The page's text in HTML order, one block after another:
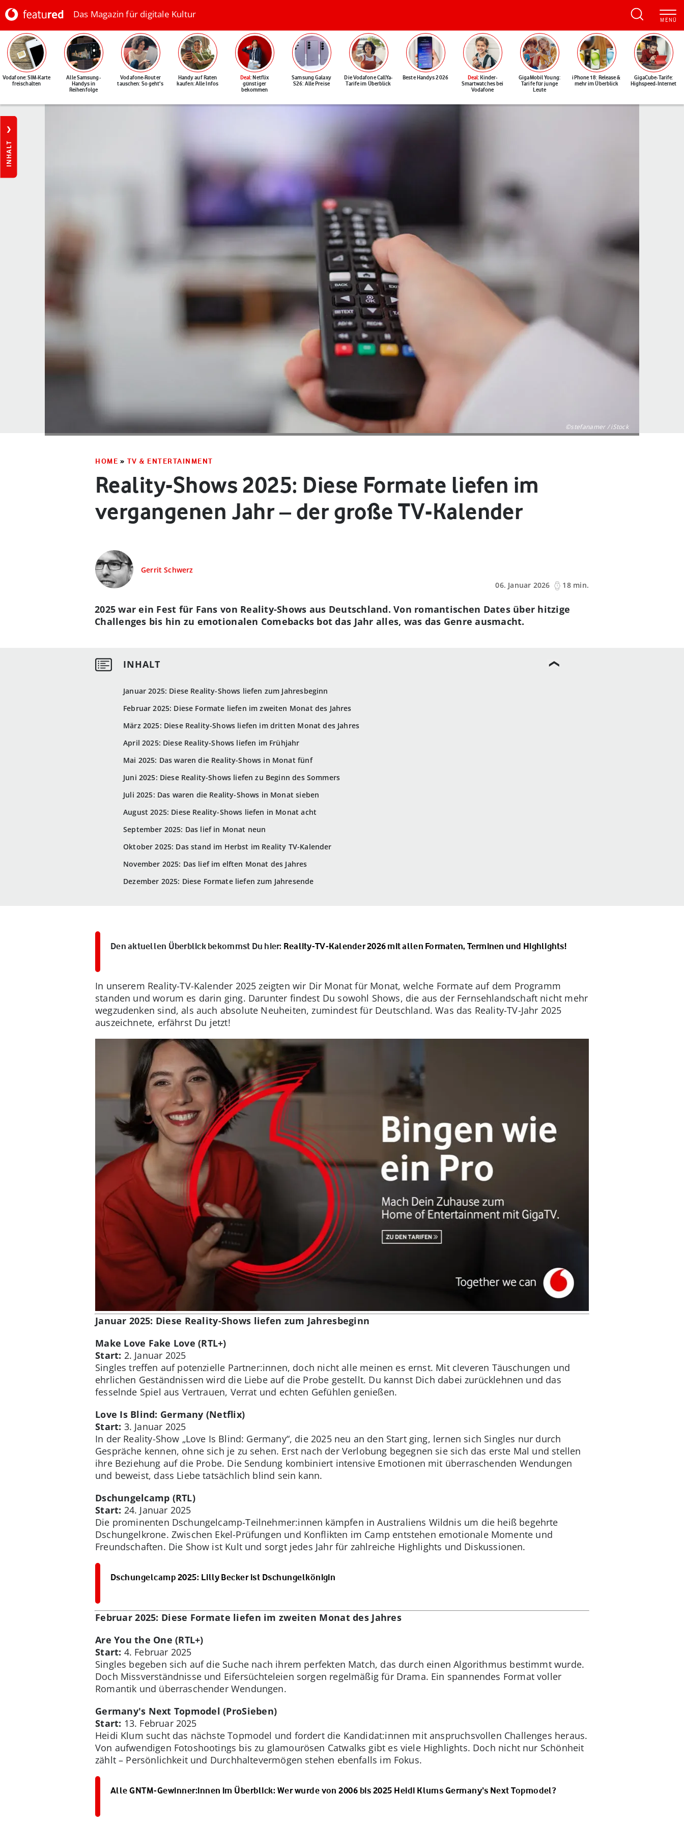
Das Magazin für digitale Kultur
Vodafone: SIM-Karte
freischalten
Alle Samsung-
Handys in
Reihenfolge
Vodafone-Router
tauschen: So geht's
Handy auf Raten
kaufen: Alle Infos
Deal: Netflix
günstiger
bekommen
Samsung Galaxy
S26: Alle Preise
Die Vodafone CallYa-
Tarife im Überblick
Beste Handys 2026 Deal: Kinder-
Smartwatches bei
Vodafone
GigaMobil Young:
Tarife für junge
Leute
iPhone 18: Release &
mehr im Überblick
GigaCube-Tarife:
Highspeed-Internet
INHALT
©stefanamer / iStock
HOME » TV & ENTERTAINMENT
Reality-Shows 2025: Diese Formate liefen im
vergangenen Jahr – der große TV-Kalender
Gerrit Schwerz
06. Januar 2026
18 min.
Januar 2025: Diese Reality-Shows liefen zum Jahresbeginn
Februar 2025: Diese Formate liefen im zweiten Monat des Jahres
März 2025: Diese Reality-Shows liefen im dritten Monat des Jahres
April 2025: Diese Reality-Shows liefen im Frühjahr
Mai 2025: Das waren die Reality-Shows in Monat fünf
Juni 2025: Diese Reality-Shows liefen zu Beginn des Sommers
Juli 2025: Das waren die Reality-Shows in Monat sieben
August 2025: Diese Reality-Shows liefen in Monat acht
September 2025: Das lief in Monat neun
Oktober 2025: Das stand im Herbst im Reality TV-Kalender
November 2025: Das lief im elften Monat des Jahres
Dezember 2025: Diese Formate liefen zum Jahresende
2025 war ein Fest für Fans von Reality-Shows aus Deutschland. Von romantischen Dates über hitzige
Challenges bis hin zu emotionalen Comebacks bot das Jahr alles, was das Genre ausmacht.
Den aktuellen Überblick bekommst Du hier: Reality-TV-Kalender 2026 mit allen Formaten, Terminen und Highlights!
In unserem Reality-TV-Kalender 2025 zeigten wir Dir Monat für Monat, welche Formate auf dem Programm
standen und worum es darin ging. Darunter findest Du sowohl Shows, die aus der Fernsehlandschaft nicht mehr
wegzudenken sind, als auch absolute Neuheiten, zumindest für Deutschland. Was das Reality-TV-Jahr 2025
auszeichnete, erfährst Du jetzt!
Januar 2025: Diese Reality-Shows liefen zum Jahresbeginn
Make Love Fake Love (RTL+)
Start: 2. Januar 2025
Singles treffen auf potenzielle Partner:innen, doch nicht alle meinen es ernst. Mit cleveren Täuschungen und
ehrlichen Geständnissen wird die Liebe auf die Probe gestellt. Du kannst Dich dabei zurücklehnen und das
fesselnde Spiel aus Vertrauen, Verrat und echten Gefühlen genießen.
Love Is Blind: Germany (Netflix)
Start: 3. Januar 2025
In der Reality-Show „Love Is Blind: Germany“, die 2025 neu an den Start ging, lernen sich Singles nur durch
Gespräche kennen, ohne sich je zu sehen. Erst nach der Verlobung begegnen sie sich das erste Mal und stellen
ihre Beziehung auf die Probe. Die Sendung kombiniert intensive Emotionen mit überraschenden Wendungen
und beweist, dass Liebe tatsächlich blind sein kann.
Dschungelcamp (RTL)
Start: 24. Januar 2025
Die prominenten Dschungelcamp-Teilnehmer:innen kämpfen in Australiens Wildnis um die heiß begehrte
Dschungelkrone. Zwischen Ekel-Prüfungen und Konflikten im Camp entstehen emotionale Momente und
Freundschaften. Die Show ist Kult und sorgt jedes Jahr für zahlreiche Highlights und Diskussionen.
Dschungelcamp 2025: Lilly Becker ist Dschungelkönigin
Februar 2025: Diese Formate liefen im zweiten Monat des Jahres
Are You the One (RTL+)
Start: 4. Februar 2025
Singles begeben sich auf die Suche nach ihrem perfekten Match, das durch einen Algorithmus bestimmt wurde.
Doch Missverständnisse und Eifersüchteleien sorgen regelmäßig für Drama. Ein spannendes Format voller
Romantik und überraschender Wendungen.
Germany's Next Topmodel (ProSieben)
Start: 13. Februar 2025
Heidi Klum sucht das nächste Topmodel und fordert die Kandidat:innen mit anspruchsvollen Challenges heraus.
Von aufwendigen Fotoshootings bis zu glamourösen Catwalks gibt es viele Highlights. Doch nicht nur Schönheit
zählt – Persönlichkeit und Durchhaltevermögen stehen ebenfalls im Fokus.
Alle GNTM-Gewinner:innen im Überblick: Wer wurde von 2006 bis 2025 Heidi Klums Germany’s Next Topmodel?